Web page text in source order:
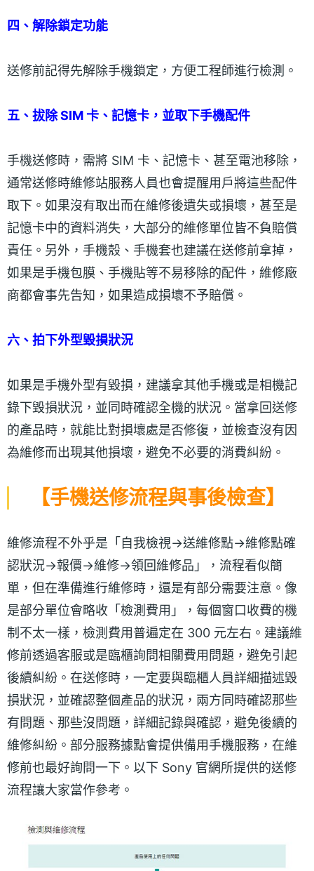
四、解除鎖定功能
送修前記得先解除手機鎖定，方便工程師進行檢測。
五、拔除 SIM 卡、記憶卡，並取下手機配件
手機送修時，需將 SIM 卡、記憶卡、甚至電池移除，
通常送修時維修站服務人員也會提醒用戶將這些配件
取下。如果沒有取出而在維修後遺失或損壞，甚至是
記憶卡中的資料消失，大部分的維修單位皆不負賠償
責任。另外，手機殼、手機套也建議在送修前拿掉，
如果是手機包膜、手機貼等不易移除的配件，維修廠
商都會事先告知，如果造成損壞不予賠償。
六、拍下外型毀損狀況
如果是手機外型有毀損，建議拿其他手機或是相機記
錄下毀損狀況，並同時確認全機的狀況。當拿回送修
的產品時，就能比對損壞處是否修復，並檢查沒有因
為維修而出現其他損壞，避免不必要的消費糾紛。
【手機送修流程與事後檢查】
維修流程不外乎是「自我檢視→送維修點→維修點確
認狀況→報價→維修→領回維修品」，流程看似簡
單，但在準備進行維修時，還是有部分需要注意。像
是部分單位會略收「檢測費用」，每個窗口收費的機
制不太一樣，檢測費用普遍定在 300 元左右。建議維
修前透過客服或是臨櫃詢問相關費用問題，避免引起
後續糾紛。在送修時，一定要與臨櫃人員詳細描述毀
損狀況，並確認整個產品的狀況，兩方同時確認那些
有問題、那些沒問題，詳細記錄與確認，避免後續的
維修糾紛。部分服務據點會提供備用手機服務，在維
修前也最好詢問一下。以下 Sony 官網所提供的送修
流程讓大家當作參考。